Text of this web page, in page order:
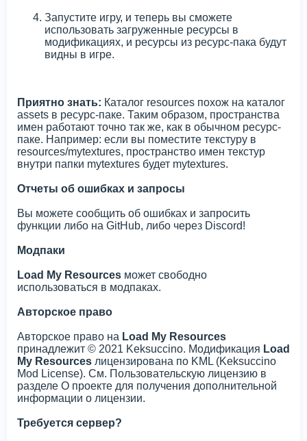
Запустите игру, и теперь вы сможете
использовать загруженные ресурсы в
модификациях, и ресурсы из ресурс-пака будут
видны в игре.
Приятно знать: Каталог resources похож на каталог
assets в ресурс-паке. Таким образом, пространства
имен работают точно так же, как в обычном ресурс-
паке. Например: если вы поместите текстуру в
resources/mytextures, пространство имен текстур
внутри папки mytextures будет mytextures.
Отчеты об ошибках и запросы
Вы можете сообщить об ошибках и запросить
функции либо на GitHub, либо через Discord!
Модпаки
Load My Resources может свободно
использоваться в модпаках.
Авторское право
Авторское право на Load My Resources
принадлежит © 2021 Keksuccino. Модификация Load
My Resources лицензирована по KML (Keksuccino
Mod License). См. Пользовательскую лицензию в
разделе О проекте для получения дополнительной
информации о лицензии.
Требуется сервер?